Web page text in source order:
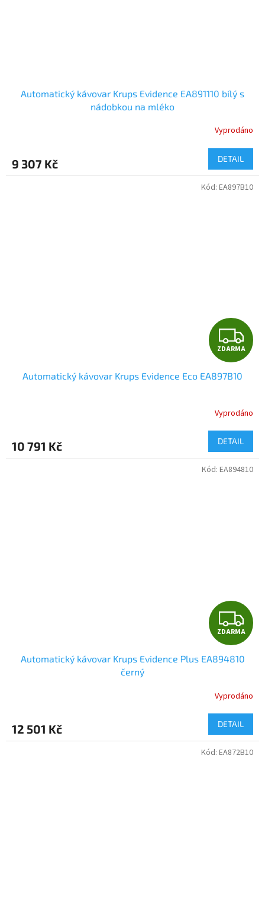
Automatický kávovar Krups Evidence EA891110 bílý s
nádobkou na mléko
Vyprodáno
9 307 Kč DETAIL
Z
D
R
M
A
ZDARMA
Automatický kávovar Krups Evidence Eco EA897B10
Vyprodáno
10 791 Kč DETAIL
Kód: EA897B10
Z
D
A
R
M
A
ZDARMA
Automatický kávovar Krups Evidence Plus EA894810
černý
Vyprodáno
12 501 Kč DETAIL
Kód: EA894810
Kód: EA872B10